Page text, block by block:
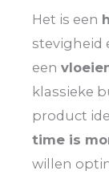
Het is een
stevigheid
een
klassieke
product
time is
willen